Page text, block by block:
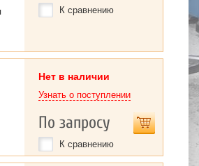
К сравнению
Нет в наличии
Узнать о поступлении
По запросу
К сравнению